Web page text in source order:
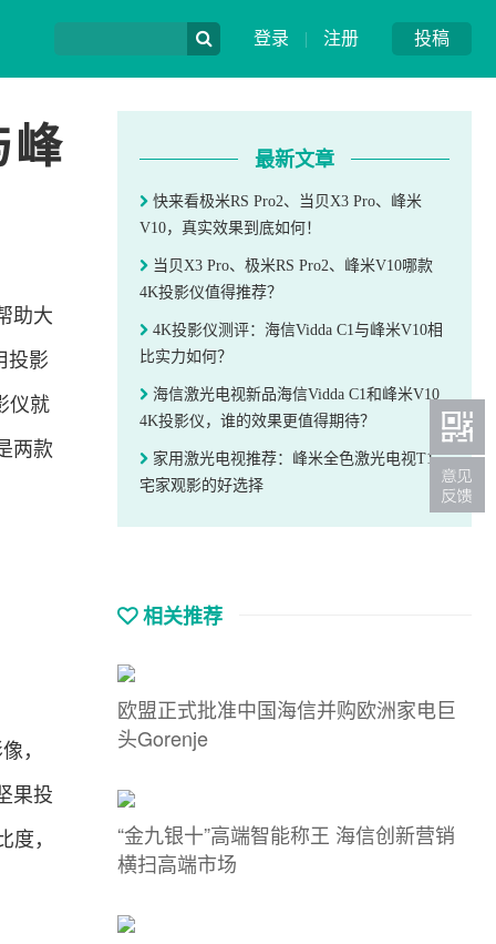
投稿
登录 | 注册
峰
助大
投影
仪就
两款
，
果投
度，
最新文章
快来看极米RS Pro2、当贝X3 Pro、峰米
V10，真实效果到底如何！
当贝X3 Pro、极米RS Pro2、峰米V10哪款
4K投影仪值得推荐？
4K投影仪测评：海信Vidda C1与峰米V10相
比实力如何？
海信激光电视新品海信Vidda C1和峰米V10
4K投影仪，谁的效果更值得期待？
家用激光电视推荐：峰米全色激光电视T1，
宅家观影的好选择
相关推荐
欧盟正式批准中国海信并购欧洲家电巨
头Gorenje
“金九银十”高端智能称王 海信创新营销
横扫高端市场